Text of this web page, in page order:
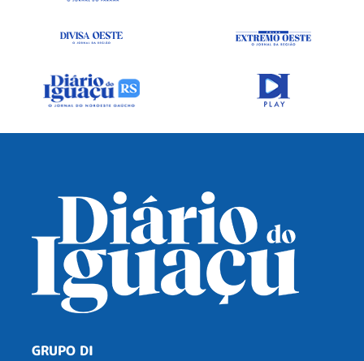
GRUPO DI